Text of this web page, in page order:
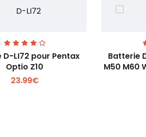
Voir plus +
D-LI72 pour Pentax
Optio Z10
23.99€
Batterie
M50 M60